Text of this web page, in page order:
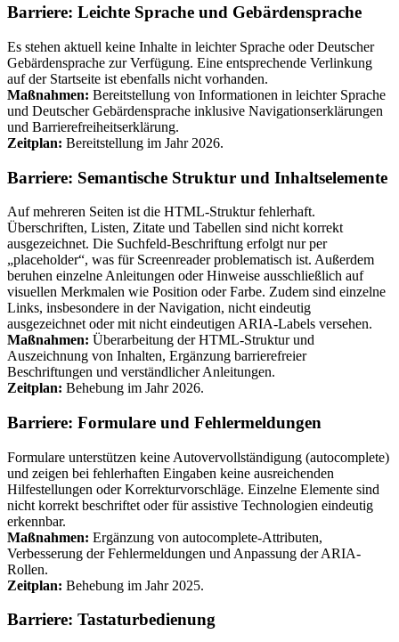
Barriere: Leichte Sprache und Gebärdensprache
Es stehen aktuell keine Inhalte in leichter Sprache oder Deutscher
Gebärdensprache zur Verfügung. Eine entsprechende Verlinkung
auf der Startseite ist ebenfalls nicht vorhanden.
Maßnahmen: Bereitstellung von Informationen in leichter Sprache
und Deutscher Gebärdensprache inklusive Navigationserklärungen
und Barrierefreiheitserklärung.
Zeitplan: Bereitstellung im Jahr 2026.
Barriere: Semantische Struktur und Inhaltselemente
Auf mehreren Seiten ist die HTML-Struktur fehlerhaft.
Überschriften, Listen, Zitate und Tabellen sind nicht korrekt
ausgezeichnet. Die Suchfeld-Beschriftung erfolgt nur per
„placeholder“, was für Screenreader problematisch ist. Außerdem
beruhen einzelne Anleitungen oder Hinweise ausschließlich auf
visuellen Merkmalen wie Position oder Farbe. Zudem sind einzelne
Links, insbesondere in der Navigation, nicht eindeutig
ausgezeichnet oder mit nicht eindeutigen ARIA-Labels versehen.
Maßnahmen: Überarbeitung der HTML-Struktur und
Auszeichnung von Inhalten, Ergänzung barrierefreier
Beschriftungen und verständlicher Anleitungen.
Zeitplan: Behebung im Jahr 2026.
Barriere: Formulare und Fehlermeldungen
Formulare unterstützen keine Autovervollständigung (autocomplete)
und zeigen bei fehlerhaften Eingaben keine ausreichenden
Hilfestellungen oder Korrekturvorschläge. Einzelne Elemente sind
nicht korrekt beschriftet oder für assistive Technologien eindeutig
erkennbar.
Maßnahmen: Ergänzung von autocomplete-Attributen,
Verbesserung der Fehlermeldungen und Anpassung der ARIA-
Rollen.
Zeitplan: Behebung im Jahr 2025.
Barriere: Tastaturbedienung